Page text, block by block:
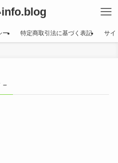
ー 特定商取引法に基づく表記 サイ
–